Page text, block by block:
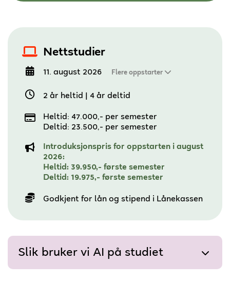
Nettstudier
11. august 2026 Flere oppstarter
2 år heltid 4 år deltid
Heltid: 47.000,- per semester
Deltid: 23.500,- per semester
Introduksjonspris for oppstarten i august
2026:
Heltid: 39.950,- første semester
Deltid: 19.975,- første semester
Godkjent for lån og stipend i Lånekassen
Slik bruker vi AI på studiet